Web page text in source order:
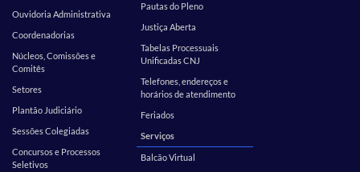
Ouvidoria Administrativa
Coordenadorias
Núcleos, Comissões e
Comitês
Setores
Plantão Judiciário
Sessões Colegiadas
Concursos e Processos
Seletivos
Pautas do Pleno
Justiça Aberta
Tabelas Processuais
Unificadas CNJ
Telefones, endereços e
horários de atendimento
Feriados
Serviços
Balcão Virtual